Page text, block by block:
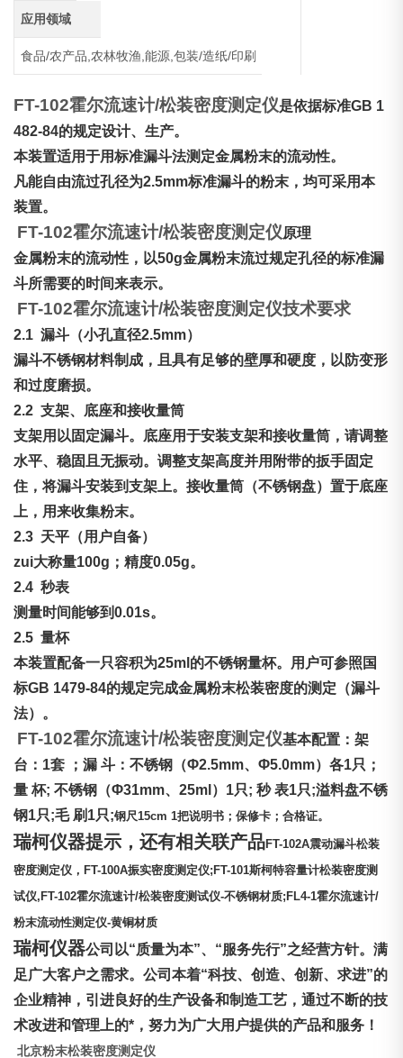
应用领域
食品/农产品,农林牧渔,能源,包装/造纸/印刷
FT-102霍尔流速计/松装密度测定仪是依据标准GB 1
482-84的规定设计、生产。
本装置适用于用标准漏斗法测定金属粉末的流动性。
凡能自由流过孔径为2.5mm标准漏斗的粉末，均可采用本
装置。
FT-102霍尔流速计/松装密度测定仪原理
金属粉末的流动性，以50g金属粉末流过规定孔径的标准漏
斗所需要的时间来表示。
FT-102霍尔流速计/松装密度测定仪技术要求
2.1漏斗（小孔直径2.5mm）
漏斗不锈钢材料制成，且具有足够的壁厚和硬度，以防变形
和过度磨损。
2.2支架、底座和接收量筒
支架用以固定漏斗。底座用于安装支架和接收量筒 ，请调整
水平、稳固且无振动。调整支架高度并用附带的扳手固定
住，将漏斗安装到支架上。接收量筒 （不锈钢盘）置于底座
上，用来收集粉末。
2.3 天平（用户自备）
zui大称量100g；精度0.05g。
2.4秒表
测量时间能够到0.01s。
2.5量杯
本装置配备一只容积为25ml的不锈钢量杯。用户可参照国
标GB 1479-84的规定完成金属粉末松装密度的测定（漏斗
法）。
FT-102霍尔流速计/松装密度测定仪基本配置：架
台：1套 ；漏 斗：不锈钢（Φ2.5mm、Φ5.0mm）各1只；
量 杯; 不锈钢（Φ31mm、25ml）1只; 秒 表1只;溢料盘不锈
钢1只;毛 刷1只;钢尺15cm 1把说明书；保修卡；合格证。
瑞柯仪器提示，还有相关联产品FT-102A震动漏斗松装
密度测定仪， FT-100A振实密度测定仪;FT-101斯柯特容量计松装密度测
试仪,FT-102霍尔流速计/松装密度测试仪-不锈钢材质;FL4-1霍尔流速计/
粉末流动性测定仪-黄铜材质
瑞柯仪器公司以“质量为本”、“服务先行”之经营方针。满
足广大客户之需求。公司本着“科技、创造、创新、求进”的
企业精神，引进良好的生产设备和制造工艺，通过不断的技
术改进和管理上的*，努力为广大用户提供的产品和服务！
北京粉末松装密度测定仪